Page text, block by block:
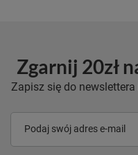
Zgarnij 20zł
Zapisz się do
Podaj swój adres e-mail